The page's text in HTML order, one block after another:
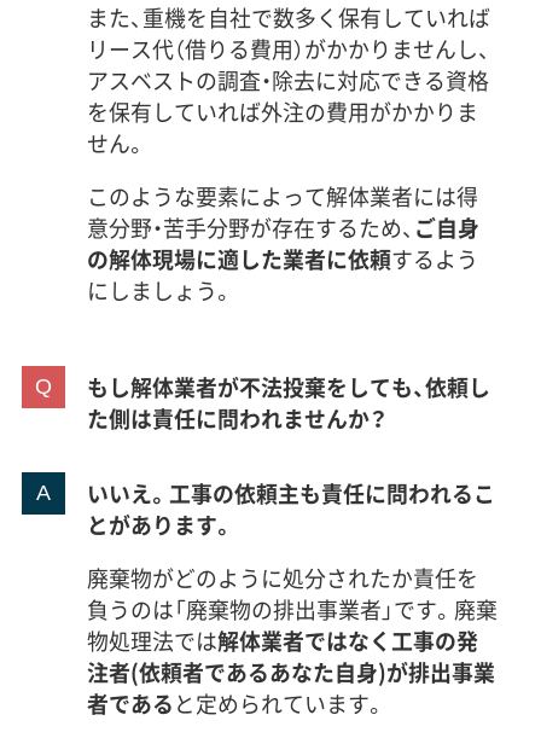
また、重機を自社で数多く保有していれば
リース代（借りる費用）がかかりませんし、
アスベストの調査・除去に対応できる資格
を保有していれば外注の費用がかかりま
せん。
このような要素によって解体業者には得
意分野・苦手分野が存在するため、 ご自身
の解体現場に適した業者に依頼するよう
にしましょう。
もし解体業者が不法投棄をしても、依頼し
た側は責任に問われませんか？
いいえ。工事の依頼主も責任に問われるこ
とがあります。
廃棄物がどのように処分されたか責任を
負うのは「廃棄物の排出事業者」です。廃棄
物処理法では解体業者ではなく工事の発
注者(依頼者であるあなた自身)が排出事業
者であると定められています。